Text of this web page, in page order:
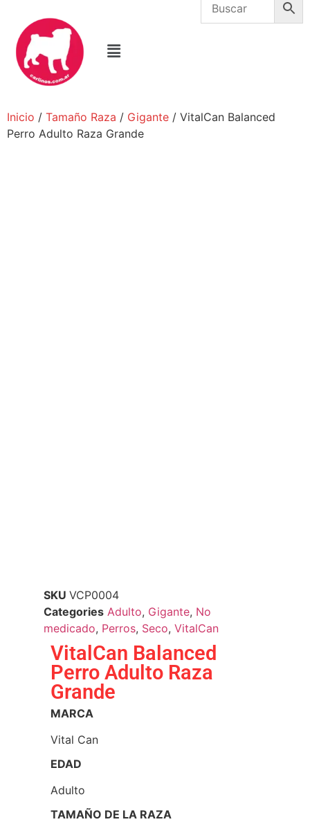
Inicio / Tamaño Raza / Gigante / VitalCan Balanced
Perro Adulto Raza Grande
SKU VCP0004
Categories Adulto, Gigante, No
medicado, Perros, Seco, VitalCan
VitalCan Balanced
Perro Adulto Raza
Grande
MARCA
Vital Can
EDAD
Adulto
TAMAÑO DE LA RAZA